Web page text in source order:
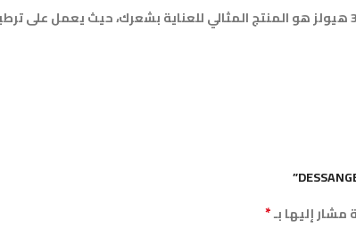
في النهاية، يمكن القول إن ديسانج سوان اكستريم 3 هيولز هو المنتج المثالي
مشار إليها بـ*